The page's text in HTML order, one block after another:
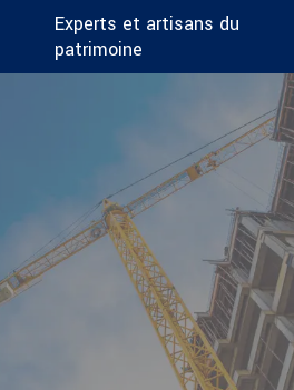
Experts et artisans du
patrimoine